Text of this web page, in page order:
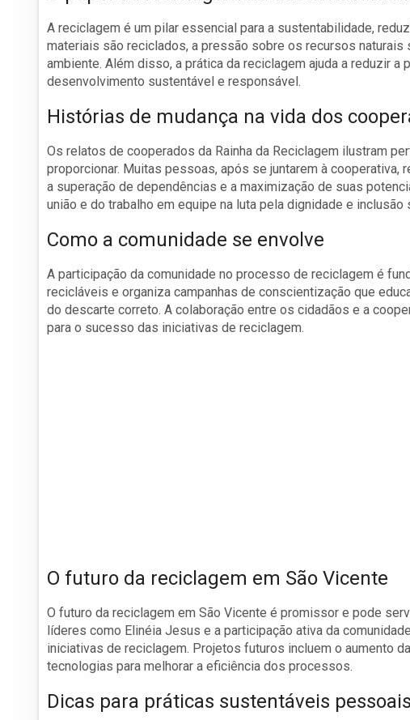
A reciclagem é um pilar essencial para a sustentabilidade,
materiais são reciclados, a pressão sobre os recursos naturais
ambiente. Além disso, a prática da reciclagem ajuda a reduzir
desenvolvimento sustentável e responsável.
Histórias de mudança na vida dos
Os relatos de cooperados da Rainha da Reciclagem ilustram
proporcionar. Muitas pessoas, após se juntarem à
a superação de dependências e a maximização de suas
união e do trabalho em equipe na luta pela dignidade e inclusão
Como a comunidade se envolve
A participação da comunidade no processo de reciclagem é
recicláveis e organiza campanhas de conscientização que
do descarte correto. A colaboração entre os cidadãos e a
para o sucesso das iniciativas de reciclagem.
O futuro da reciclagem em São Vicente
O futuro da reciclagem em São Vicente é promissor e pode
líderes como Elinéia Jesus e a participação ativa da
iniciativas de reciclagem. Projetos futuros incluem o aumento
tecnologias para melhorar a eficiência dos processos.
Dicas para práticas sustentáveis pessoais